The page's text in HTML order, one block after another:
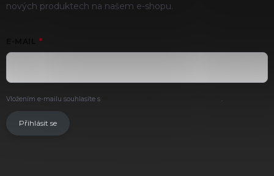
nových produktech na našem e-shopu.
Vložením e-mailu souhlasíte s .
Přihlásit se